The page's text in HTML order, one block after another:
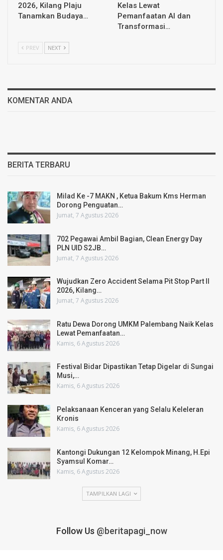
2026, Kilang Plaju
Tanamkan Budaya…
Kelas Lewat
Pemanfaatan AI dan
Transformasi…
PREV NEXT
KOMENTAR ANDA
BERITA TERBARU
Milad Ke -7 MAKN , Ketua Bakum Kms Herman
Dorong Penguatan…
Jumat, 7 Agustus 2026
702 Pegawai Ambil Bagian, Clean Energy Day
PLN UID S2JB…
Jumat, 7 Agustus 2026
Wujudkan Zero Accident Selama Pit Stop Part II
2026, Kilang…
Jumat, 7 Agustus 2026
Ratu Dewa Dorong UMKM Palembang Naik Kelas
Lewat Pemanfaatan…
Kamis, 6 Agustus 2026
Festival Bidar Dipastikan Tetap Digelar di Sungai
Musi,…
Kamis, 6 Agustus 2026
Pelaksanaan Kenceran yang Selalu Keleleran
Kronis
Kamis, 6 Agustus 2026
Kantongi Dukungan 12 Kelompok Minang, H.Epi
Syamsul Komar…
Kamis, 6 Agustus 2026
TAMPILKAN LAGI
Follow Us @beritapagi_now